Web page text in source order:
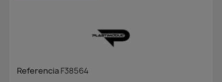
ReferenciaF38564